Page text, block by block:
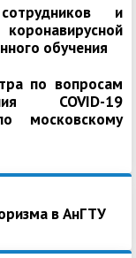
и
обучения
по вопросам
COVID-19
московскому
в АнГТУ